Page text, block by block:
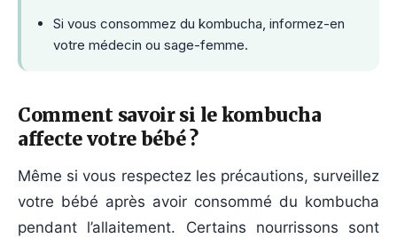
Si vous consommez du kombucha, informez-en
votre médecin ou sage-femme.
Comment savoir si le kombucha
affecte votre bébé ?
Même si vous respectez les précautions, surveillez
votre bébé après avoir consommé du kombucha
pendant l’allaitement. Certains nourrissons sont